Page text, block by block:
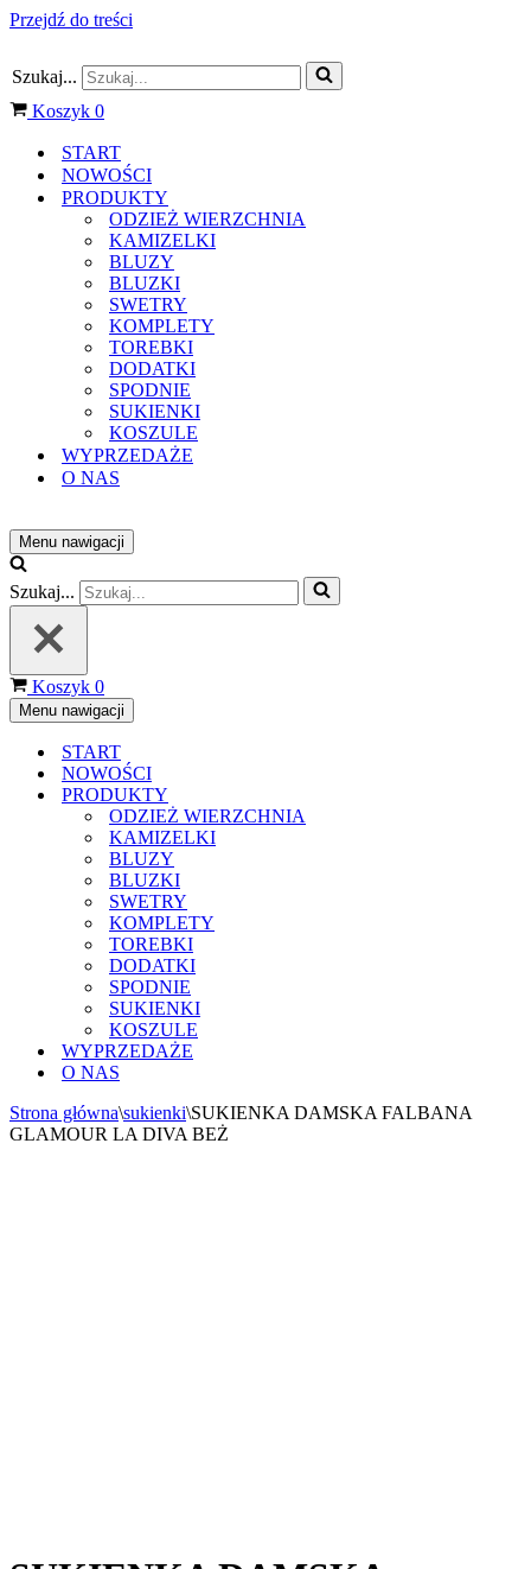
Przejdź do treści
Szukaj...
Koszyk 0
START
NOWOŚCI
PRODUKTY
ODZIEŻ WIERZCHNIA
KAMIZELKI
BLUZY
BLUZKI
SWETRY
KOMPLETY
TOREBKI
DODATKI
SPODNIE
SUKIENKI
KOSZULE
WYPRZEDAŻE
O NAS
Menu nawigacji
Szukaj...
Koszyk 0
Menu nawigacji
START
NOWOŚCI
PRODUKTY
ODZIEŻ WIERZCHNIA
KAMIZELKI
BLUZY
BLUZKI
SWETRY
KOMPLETY
TOREBKI
DODATKI
SPODNIE
SUKIENKI
KOSZULE
WYPRZEDAŻE
O NAS
Strona główna\sukienki\SUKIENKA DAMSKA FALBANA
GLAMOUR LA DIVA BEŻ